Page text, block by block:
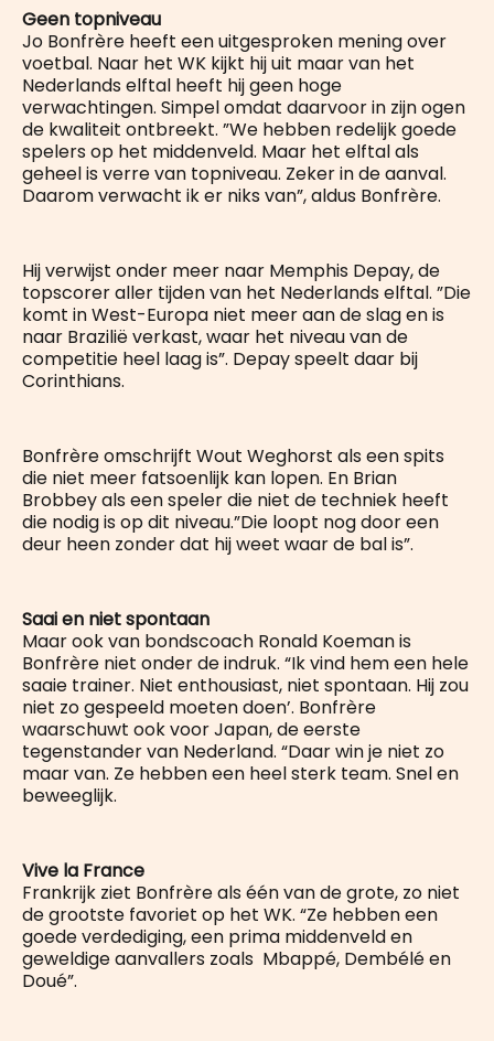
Geen topniveau
Jo Bonfrère heeft een uitgesproken mening over
voetbal. Naar het WK kijkt hij uit maar van het
Nederlands elftal heeft hij geen hoge
verwachtingen. Simpel omdat daarvoor in zijn ogen
de kwaliteit ontbreekt. ”We hebben redelijk goede
spelers op het middenveld. Maar het elftal als
geheel is verre van topniveau. Zeker in de aanval.
Daarom verwacht ik er niks van”, aldus Bonfrère.
Hij verwijst onder meer naar Memphis Depay, de
topscorer aller tijden van het Nederlands elftal. ”Die
komt in West-Europa niet meer aan de slag en is
naar Brazilië verkast, waar het niveau van de
competitie heel laag is”. Depay speelt daar bij
Corinthians.
Bonfrère omschrijft Wout Weghorst als een spits
die niet meer fatsoenlijk kan lopen. En Brian
Brobbey als een speler die niet de techniek heeft
die nodig is op dit niveau.”Die loopt nog door een
deur heen zonder dat hij weet waar de bal is”.
Saai en niet spontaan
Maar ook van bondscoach Ronald Koeman is
Bonfrère niet onder de indruk. “Ik vind hem een hele
saaie trainer. Niet enthousiast, niet spontaan. Hij zou
niet zo gespeeld moeten doen’. Bonfrère
waarschuwt ook voor Japan, de eerste
tegenstander van Nederland. “Daar win je niet zo
maar van. Ze hebben een heel sterk team. Snel en
beweeglijk.
Vive la France
Frankrijk ziet Bonfrère als één van de grote, zo niet
de grootste favoriet op het WK. “Ze hebben een
goede verdediging, een prima middenveld en
geweldige aanvallers zoals Mbappé, Dembélé en
Doué”.